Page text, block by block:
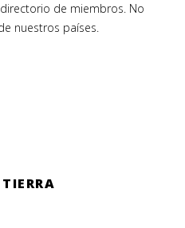
de miembros. No
nuestros países.